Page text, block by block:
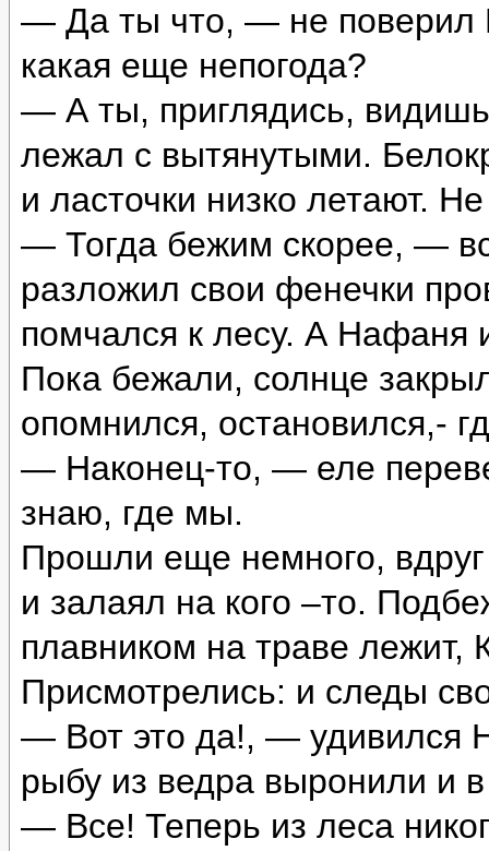
— Да ты что, — не поверил
какая еще непогода?
— А ты, приглядись,
лежал с вытянутыми.
и ласточки низко летают.
— Тогда бежим скорее, —
разложил свои фенечки
помчался к лесу. А Нафаня
Пока бежали, солнце
опомнился, остановился,-
— Наконец-то, — еле
знаю, где мы.
Прошли еще немного,
и залаял на кого –то.
плавником на траве лежит,
Присмотрелись: и следы
— Вот это да!, — удивился
рыбу из ведра выронили и в
— Все! Теперь из леса